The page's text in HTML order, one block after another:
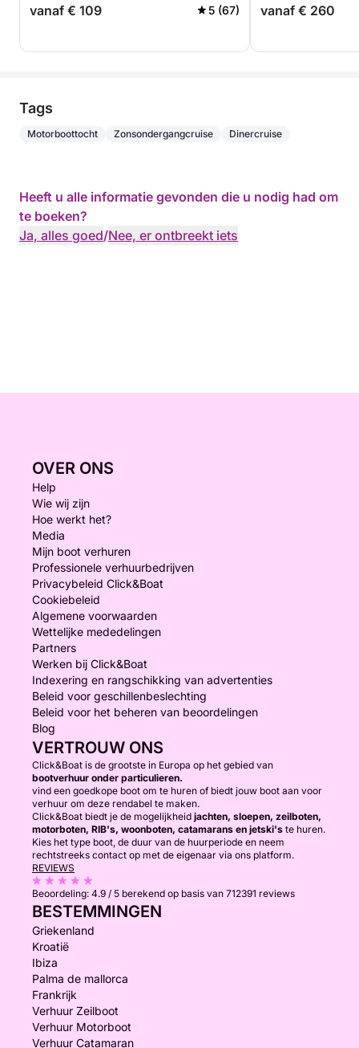
vanaf € 109 5 (67) vanaf € 260
Tags
Motorboottocht Zonsondergangcruise Dinercruise
Heeft u alle informatie gevonden die u nodig had om
te boeken?
Ja, alles goed/Nee, er ontbreekt iets
OVER ONS
Help
Wie wij zijn
Hoe werkt het?
Media
Mijn boot verhuren
Professionele verhuurbedrijven
Privacybeleid Click&Boat
Cookiebeleid
Algemene voorwaarden
Wettelijke mededelingen
Partners
Werken bij Click&Boat
Indexering en rangschikking van advertenties
Beleid voor geschillenbeslechting
Beleid voor het beheren van beoordelingen
Blog
VERTROUW ONS
Click&Boat is de grootste in Europa op het gebied van
bootverhuur onder particulieren.
vind een goedkope boot om te huren of biedt jouw boot aan voor
verhuur om deze rendabel te maken.
Click&Boat biedt je de mogelijkheid jachten, sloepen, zeilboten,
motorboten, RIB's, woonboten, catamarans en jetski's te huren.
Kies het type boot, de duur van de huurperiode en neem
rechtstreeks contact op met de eigenaar via ons platform.
REVIEWS
Beoordeling: 4.9 / 5 berekend op basis van 712391 reviews
BESTEMMINGEN
Griekenland
Kroatië
Ibiza
Palma de mallorca
Frankrijk
Verhuur Zeilboot
Verhuur Motorboot
Verhuur Catamaran